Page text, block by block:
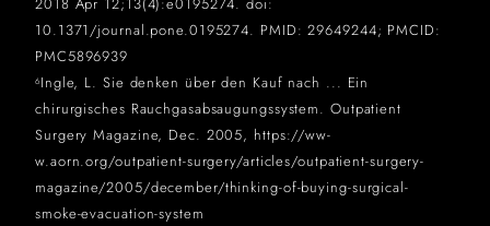
2018 Apr 12;13(4):e0195274. doi:
10.1371/journal.pone.0195274. PMID: 29649244; PMCID:
PMC5896939
6Ingle, L. Sie denken über den Kauf nach ... Ein
chirurgisches Rauchgasabsaugungssystem. Outpatient
Surgery Magazine, Dec. 2005, https://ww-
w.aorn.org/outpatient-surgery/articles/outpatient-surgery-
magazine/2005/december/thinking-of-buying-surgical-
smoke-evacuation-system